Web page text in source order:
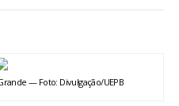
— Foto: Divulgação/UEPB